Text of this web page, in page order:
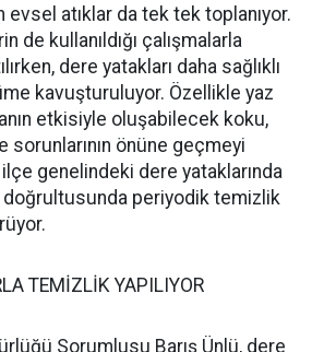
evsel atıklar da tek tek toplanıyor.
de kullanıldığı çalışmalarla
dere yatakları daha sağlıklı
kavuşturuluyor. Özellikle yaz
etkisiyle oluşabilecek koku,
önüne geçmeyi
genelindeki dere yataklarında
periyodik temizlik
TEMİZLİK YAPILIYOR
Sorumlusu Barış Ünlü, dere